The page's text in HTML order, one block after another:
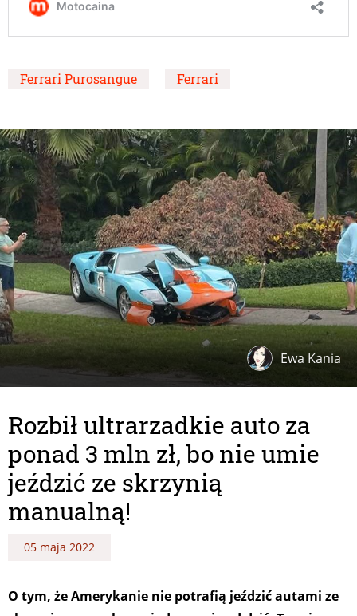
Ferrari Purosangue Ferrari
Ewa Kania
Rozbił ultrarzadkie auto za
ponad 3 mln zł, bo nie umie
jeździć ze skrzynią
manualną!
05 maja 2022
O tym, że Amerykanie nie potrafią jeździć autami ze